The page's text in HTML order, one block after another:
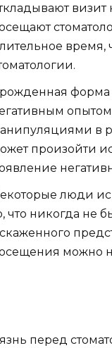
визит
время,
форма
в
произойти
люди
что никогда не
можно
перед